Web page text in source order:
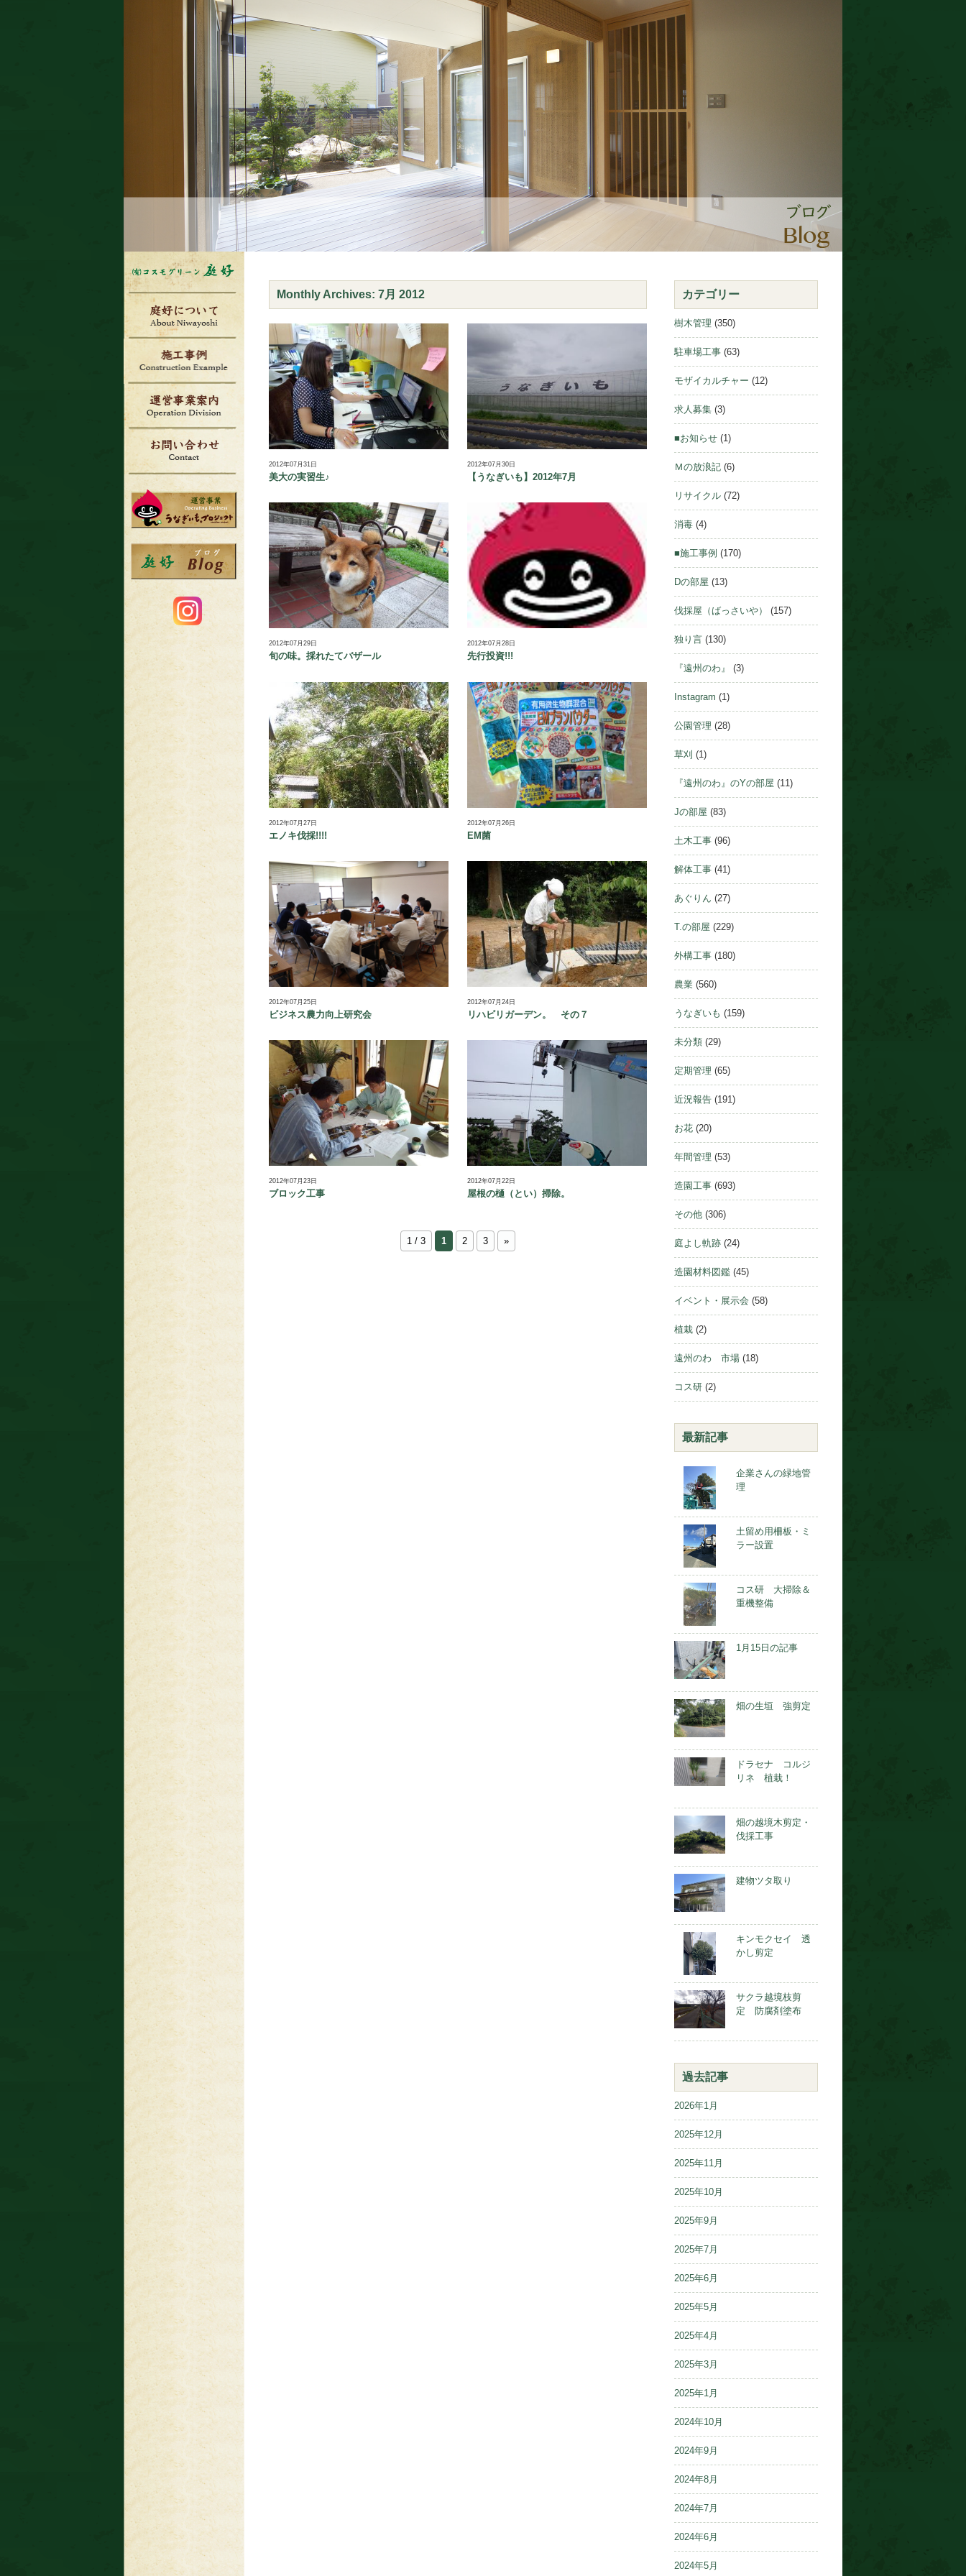
Monthly Archives: 7月 2012
2012年07月31日
美大の実習生♪
2012年07月30日
【うなぎいも】2012年7月
2012年07月29日
旬の味。採れたてバザール
2012年07月28日
先行投資!!!
2012年07月27日
エノキ伐採!!!!
2012年07月26日
EM菌
2012年07月25日
ビジネス農力向上研究会
2012年07月24日
リハビリガーデン。 その７
2012年07月23日
ブロック工事
2012年07月22日
屋根の樋（とい）掃除。
1 / 3 1 2 3 »
カテゴリー
樹木管理 (350)
駐車場工事 (63)
モザイカルチャー (12)
求人募集 (3)
■お知らせ (1)
Ｍの放浪記 (6)
リサイクル (72)
消毒 (4)
■施工事例 (170)
Dの部屋 (13)
伐採屋（ばっさいや） (157)
独り言 (130)
『遠州のわ』 (3)
Instagram (1)
公園管理 (28)
草刈 (1)
『遠州のわ』のYの部屋 (11)
Jの部屋 (83)
土木工事 (96)
解体工事 (41)
あぐりん (27)
T.の部屋 (229)
外構工事 (180)
農業 (560)
うなぎいも (159)
未分類 (29)
定期管理 (65)
近況報告 (191)
お花 (20)
年間管理 (53)
造園工事 (693)
その他 (306)
庭よし軌跡 (24)
造園材料図鑑 (45)
イベント・展示会 (58)
植栽 (2)
遠州のわ 市場 (18)
コス研 (2)
最新記事
企業さんの緑地管
理
土留め用柵板・ミ
ラー設置
コス研 大掃除＆
重機整備
1月15日の記事
畑の生垣 強剪定
ドラセナ コルジ
リネ 植栽！
畑の越境木剪定・
伐採工事
建物ツタ取り
キンモクセイ 透
かし剪定
サクラ越境枝剪
定 防腐剤塗布
過去記事
2026年1月
2025年12月
2025年11月
2025年10月
2025年9月
2025年7月
2025年6月
2025年5月
2025年4月
2025年3月
2025年1月
2024年10月
2024年9月
2024年8月
2024年7月
2024年6月
2024年5月